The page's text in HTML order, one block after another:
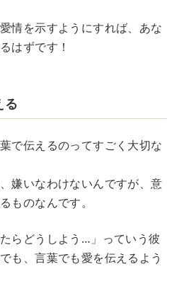
情を示すようにすれば、あな
はずです！
る
で伝えるのってすごく大切な
嫌いなわけないんですが、意
ものなんです。
らどうしよう…」っていう彼
も、言葉でも愛を伝えるよう